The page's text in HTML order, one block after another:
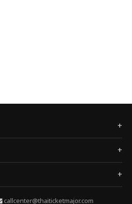
callcenter@thaiticketmajor.com